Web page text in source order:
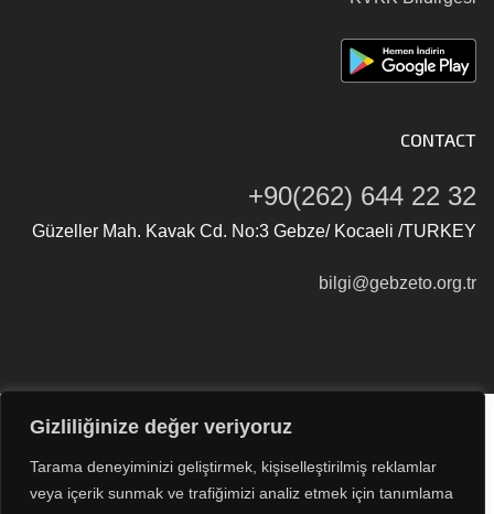
Gizliliğinize değer veriyoruz
Tarama deneyiminizi geliştirmek, kişiselleştirilmiş reklamlar
veya içerik sunmak ve trafiğimizi analiz etmek için tanımlama
CONTACT
+90(262) 644 22 32
Güzeller Mah. Kavak Cd. No:3 Gebze/ Kocaeli /TURKEY
bilgi@gebzeto.org.tr
Tüm Hakları Saklıdır © 2026